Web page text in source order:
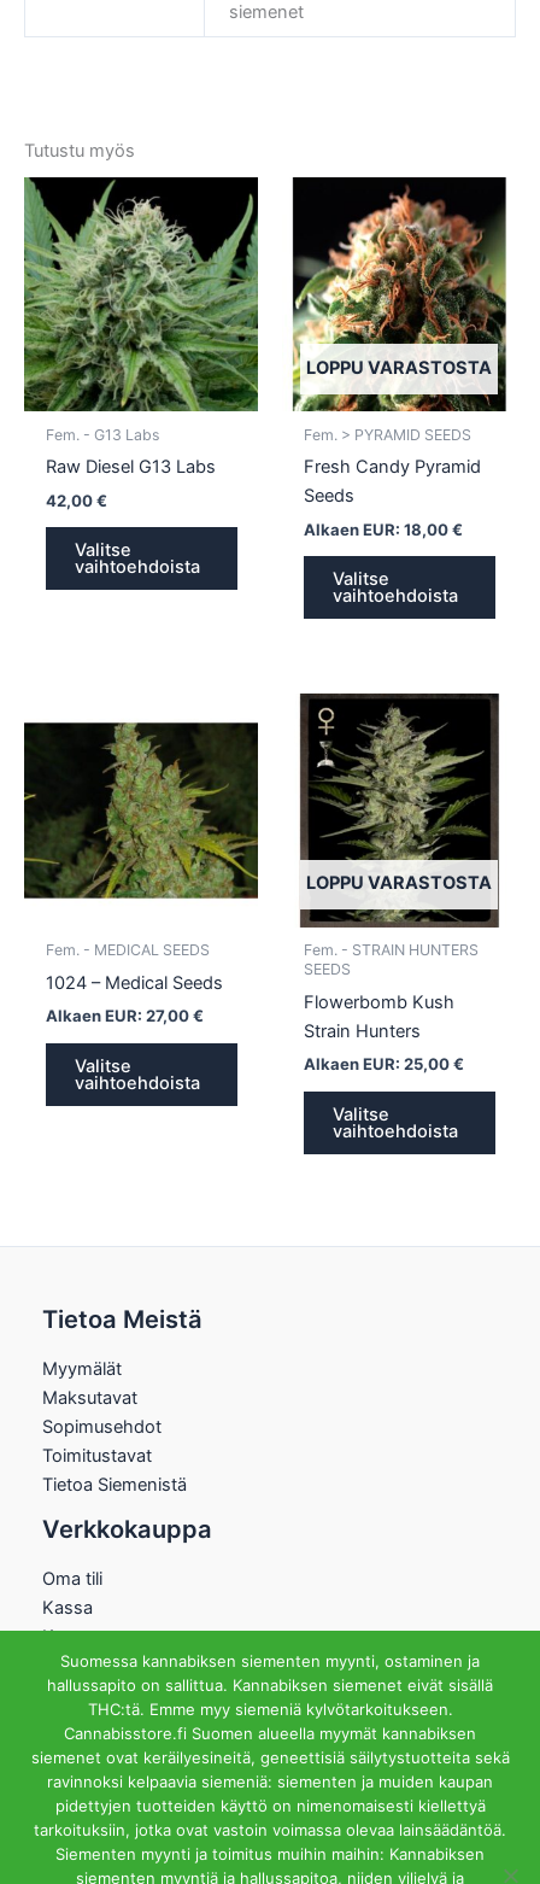
siemenet
Tutustu myös
Fem. - G13 Labs
Raw Diesel G13 Labs
42,00€
Valitse
vaihtoehdoista
Tällä
tuotteella
on
useampi
muunnelma.
Voit
tehdä
valinnat
LOPPU VARASTOSTA
Fem. > PYRAMID SEEDS
Fresh Candy Pyramid
Seeds
Alkaen EUR: 18,00€
Valitse
vaihtoehdoista
on
Voit
tehdä
Fem. - MEDICAL SEEDS
1024 – Medical Seeds
Alkaen EUR: 27,00€
Valitse
vaihtoehdoista
tuotteella
Voit
tehdä
LOPPU VARASTOSTA
Fem. - STRAIN HUNTERS
SEEDS
Flowerbomb Kush
Strain Hunters
Alkaen EUR: 25,00€
Valitse
vaihtoehdoista
Tällä
Tietoa Meistä
Myymälät
Maksutavat
Sopimusehdot
Toimitustavat
Tietoa Siemenistä
Verkkokauppa
Oma tili
Kassa
Kauppa
Ostoskori
Helsingin Myymälä
Aukioloajat
Ma-Pe 12-18 La 12-15
Riihipellonkuja 3, 00390
Helsinki
info@cannabisstore.fi
Suomessa kannabiksen siementen myynti, ostaminen ja
hallussapito on sallittua. Kannabiksen siemenet eivät sisällä
THC:tä. Emme myy siemeniä kylvötarkoitukseen.
Cannabisstore.fi Suomen alueella myymät kannabiksen
siemenet ovat keräilyesineitä, geneettisiä säilytystuotteita sekä
ravinnoksi kelpaavia siemeniä: siementen ja muiden kaupan
pidettyjen tuotteiden käyttö on nimenomaisesti kiellettyä
tarkoituksiin, jotka ovat vastoin voimassa olevaa lainsäädäntöä.
Siementen myynti ja toimitus muihin maihin: Kannabiksen
siementen myyntiä ja hallussapitoa, niiden viljelyä ja